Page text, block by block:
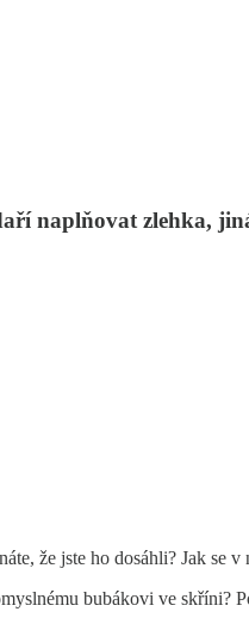
naplňovat zlehka,
že jste ho dosáhli? Jak se v
bubákovi ve skříni?